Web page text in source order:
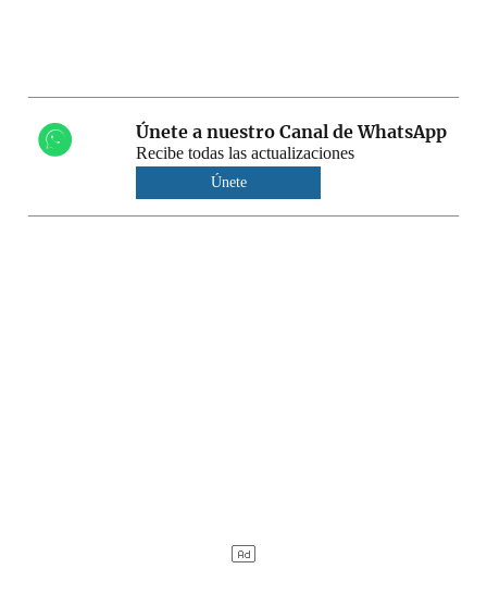
Únete a nuestro Canal de WhatsApp
Recibe todas las actualizaciones
Únete